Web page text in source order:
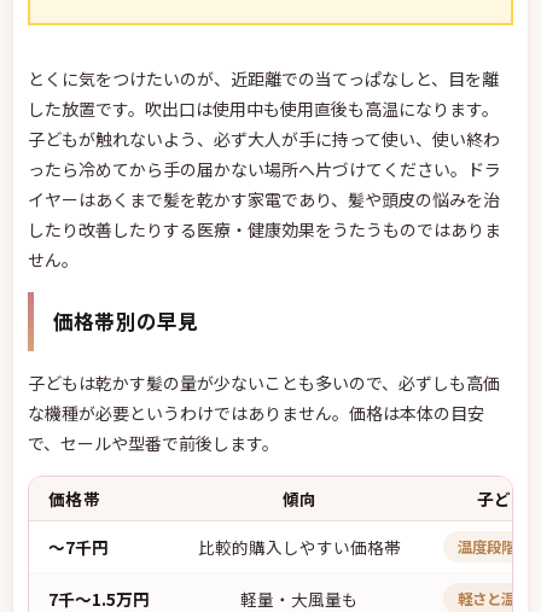
とくに気をつけたいのが、近距離での当てっぱなしと、目を離
した放置です。吹出口は使用中も使用直後も高温になります。
子どもが触れないよう、必ず大人が手に持って使い、使い終わ
ったら冷めてから手の届かない場所へ片づけてください。ドラ
イヤーはあくまで髪を乾かす家電であり、髪や頭皮の悩みを治
したり改善したりする医療・健康効果をうたうものではありま
せん。
価格帯別の早見
子どもは乾かす髪の量が少ないことも多いので、必ずしも高価
な機種が必要というわけではありません。価格は本体の目安
で、セールや型番で前後します。
価格帯 傾向
子ども
〜7千円
比較的購入しやすい価格帯 温度段階が
7千〜1.5万円 軽量・大風量も 軽さと温度